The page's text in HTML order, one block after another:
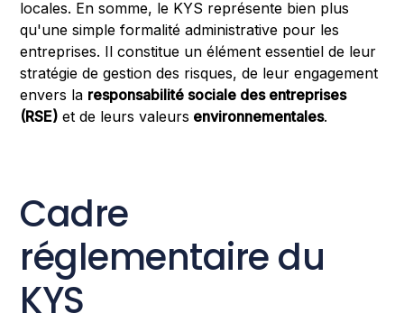
locales. En somme, le KYS représente bien plus
qu'une simple formalité administrative pour les
entreprises. Il constitue un élément essentiel de leur
stratégie de gestion des risques, de leur engagement
envers la responsabilité sociale des entreprises
(RSE) et de leurs valeurs environnementales.
Cadre
réglementaire du
KYS